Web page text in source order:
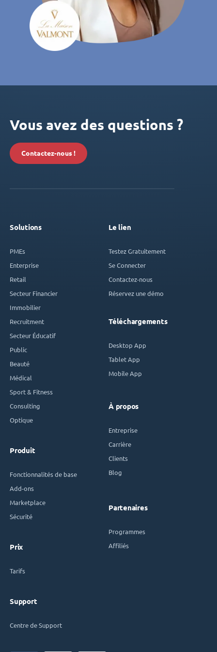
Vous avez des questions ?
Contactez-nous !
Solutions
PMEs
Enterprise
Retail
Secteur Financier
Immobilier
Recruitment
Secteur Éducatif
Public
Beauté
Médical
Sport & Fitness
Consulting
Optique
Produit
Fonctionnalités de base
Add-ons
Marketplace
Sécurité
Prix
Tarifs
Support
Centre de Support
Le lien
Testez Gratuitement
Se Connecter
Contactez-nous
Réservez une démo
Téléchargements
Desktop App
Tablet App
Mobile App
À propos
Entreprise
Carrière
Clients
Blog
Partenaires
Programmes
Affiliés